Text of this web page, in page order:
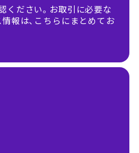
ください。お取引に必要な
報は、こちらにまとめてお